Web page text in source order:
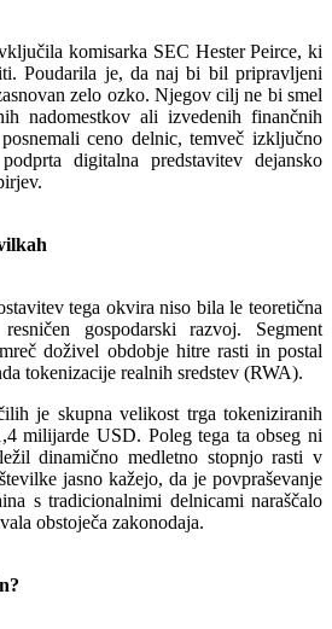
komisarka SEC Hester Peirce, ki
Poudarila je, da naj bi bil pripravljeni
zelo ozko. Njegov cilj ne bi smel
nadomestkov ali izvedenih finančnih
ceno delnic, temveč izključno
digitalna predstavitev dejansko
tega okvira niso bila le teoretična
gospodarski razvoj. Segment
doživel obdobje hitre rasti in postal
tokenizacije realnih sredstev (RWA).
je skupna velikost trga tokeniziranih
milijarde USD. Poleg tega ta obseg ni
dinamično medletno stopnjo rasti v
jasno kažejo, da je povpraševanje
s tradicionalnimi delnicami naraščalo
obstoječa zakonodaja.